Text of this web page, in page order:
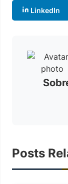
LinkedIn
Posts